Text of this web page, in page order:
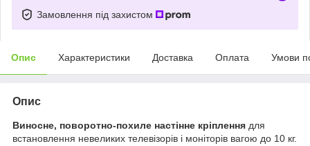
Замовлення під захистом
Опис Характеристики Доставка Оплата Умови
Опис
Виносне, поворотно-похиле настінне кріплення для
встановлення невеликих телевізорів і моніторів вагою до 10 кг.